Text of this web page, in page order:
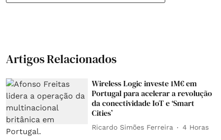
Artigos Relacionados
Wireless Logic investe 1M€ em
Portugal para acelerar a revolução
da conectividade IoT e ‘Smart
Cities’
Ricardo Simões Ferreira 4 Horas